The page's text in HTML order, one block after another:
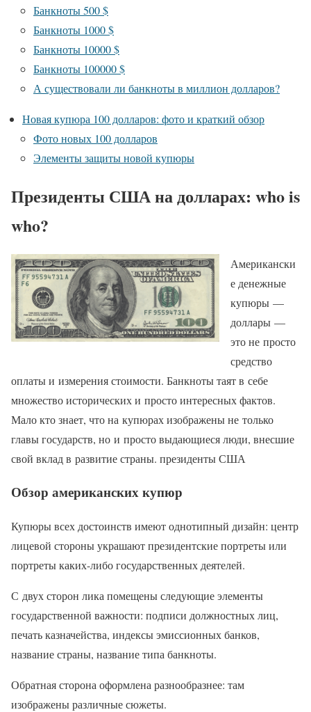
Банкноты 500 $
Банкноты 1000 $
Банкноты 10000 $
Банкноты 100000 $
А существовали ли банкноты в миллион долларов?
Новая купюра 100 долларов: фото и краткий обзор
Фото новых 100 долларов
Элементы защиты новой купюры
Президенты США на долларах: who is
who?
Американски
е денежные
купюры —
доллары —
это не просто
средство
оплаты и измерения стоимости. Банкноты таят в себе
множество исторических и просто интересных фактов.
Мало кто знает, что на купюрах изображены не только
главы государств, но и просто выдающиеся люди, внесшие
свой вклад в развитие страны. президенты США
Обзор американских купюр
Купюры всех достоинств имеют однотипный дизайн: центр
лицевой стороны украшают президентские портреты или
портреты каких-либо государственных деятелей.
С двух сторон лика помещены следующие элементы
государственной важности: подписи должностных лиц,
печать казначейства, индексы эмиссионных банков,
название страны, название типа банкноты.
Обратная сторона оформлена разнообразнее: там
изображены различные сюжеты.